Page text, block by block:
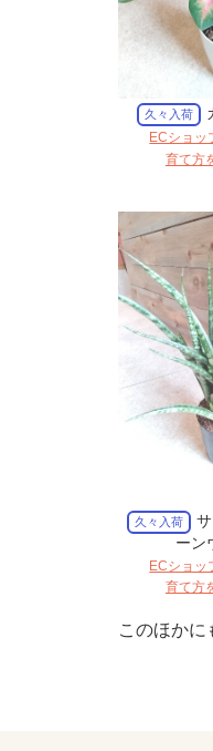
久々入荷
ECショッ
育て方
久々入荷
ーン
ECショッ
育て方
このほかに